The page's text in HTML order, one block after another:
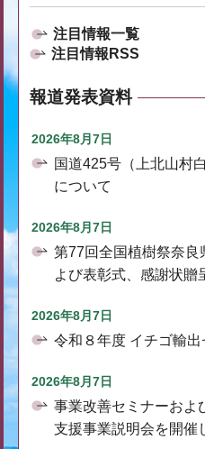
注目情報一覧
注目情報RSS
報道発表資料
2026年8月7日
国道425号（上北山村
について
2026年8月7日
第77回全国植樹祭奈良
よび表彰式、感謝状贈
2026年8月7日
令和８年度 イチゴ輸
2026年8月7日
事業改善セミナーおよ
支援事業説明会を開催